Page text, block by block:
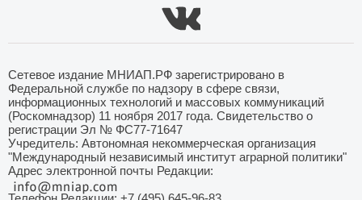
Сетевое издание МНИАП.РФ зарегистрировано в
Федеральной службе по надзору в сфере связи,
информационных технологий и массовых коммуникаций
(Роскомнадзор) 11 ноября 2017 года. Свидетельство о
регистрации Эл № ФС77-71647
Учредитель: Автономная некоммерческая организация
"Международный независимый институт аграрной политики"
Адрес электронной почты Редакции: